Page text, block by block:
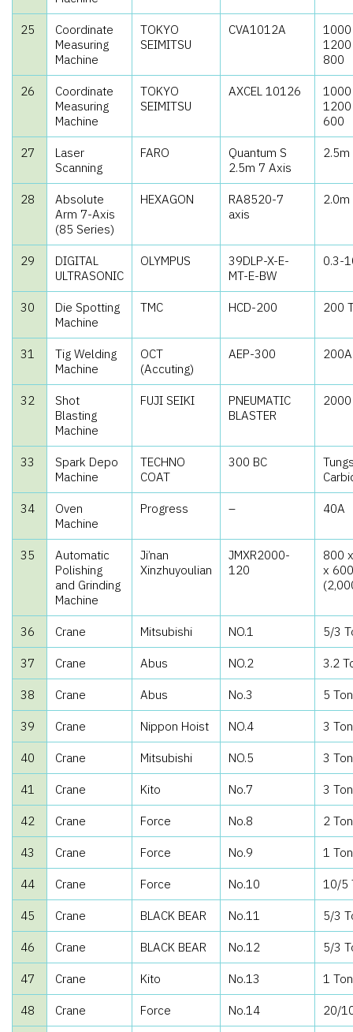
25
Coordinate
Measuring
Machine
TOKYO
SEIMITSU
CVA1012A
800
26
Coordinate
Measuring
Machine
TOKYO
SEIMITSU
AXCEL 10126
600
27
Laser
Scanning
FARO
Quantum S
2.5m 7 Axis
2.5m
28
Absolute
Arm 7-Axis
(85 Series)
HEXAGON
RA8520-7
axis
2.0m
29
DIGITAL
ULTRASONIC
OLYMPUS
39DLP-X-E-
MT-E-BW
0.3-
30
Die Spotting
Machine
TMC HCD-200 200
31
Tig Welding
Machine
OCT
(Accuting)
AEP-300 200A
32
Shot
Blasting
Machine
FUJI SEIKI
PNEUMATIC
BLASTER
2000
33
Spark Depo
Machine
TECHNO
COAT
300 BC
34
Oven
Machine
Progress – 40A
35
Automatic
Polishing
and Grinding
Machine
Ji’nan
Xinzhuyoulian
JMXR2000-
120
800
x
36 Crane Mitsubishi NO.1
5/3
37
Crane Abus NO.2
3.2
38
Crane Abus No.3
5 Ton
39
Crane Nippon Hoist NO.4
3 Ton
40
Crane Mitsubishi NO.5
3 Ton
41
Crane Kito No.7
3 Ton
42
Crane Force No.8
2 Ton
43
Crane Force No.9
1 Ton
44
Crane Force No.10
10/5
45
Crane BLACK BEAR No.11
5/3
46
Crane BLACK BEAR No.12
5/3
47
Crane Kito No.13
1 Ton
48
Crane Force No.14
20/